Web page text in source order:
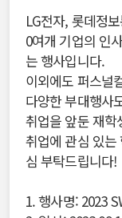
LG전자, 롯데정
0여개 기업의 인
는 행사입니다.
이외에도 퍼스널
다양한 부대행사
취업을 앞둔 재학
취업에 관심 있
심 부탁드립니다!
1. 행사명: 2023